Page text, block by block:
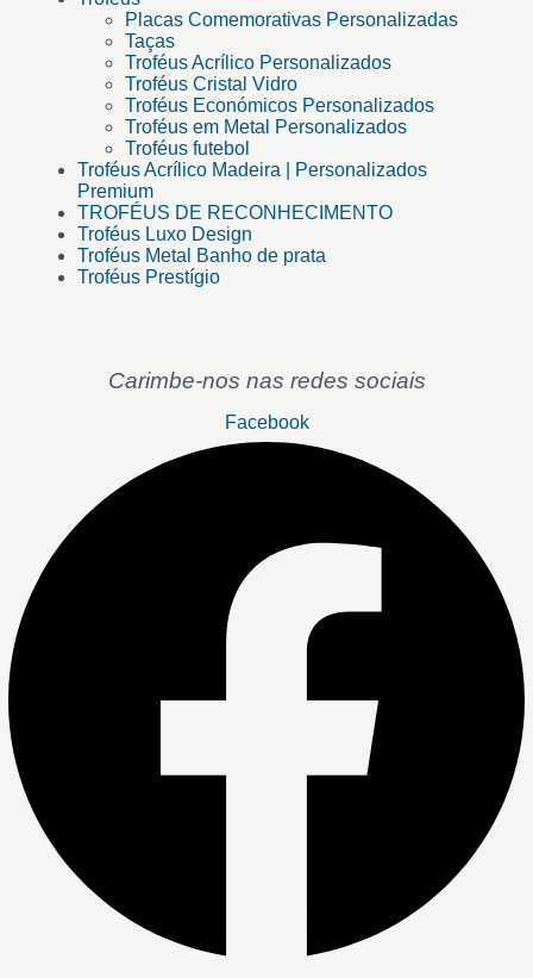
Placas Comemorativas Personalizadas
Taças
Troféus Acrílico Personalizados
Troféus Cristal Vidro
Troféus Económicos Personalizados
Troféus em Metal Personalizados
Troféus futebol
Troféus Acrílico Madeira | Personalizados
Premium
TROFÉUS DE RECONHECIMENTO
Troféus Luxo Design
Troféus Metal Banho de prata
Troféus Prestígio
Carimbe-nos nas redes sociais
Facebook